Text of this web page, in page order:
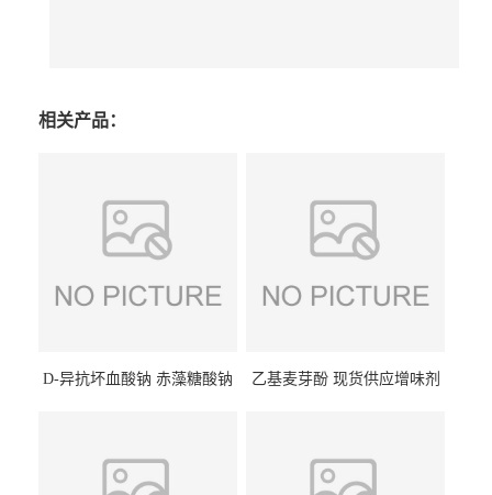
相关产品：
D-异抗坏血酸钠 赤藻糖酸钠
乙基麦芽酚 现货供应增味剂